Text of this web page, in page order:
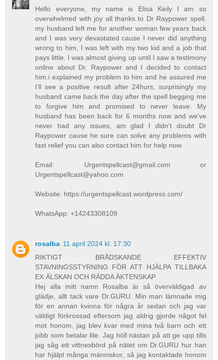
Hello everyone, my name is Elisa Keily I am so
overwhelmed with joy all thanks to Dr Raypower spell.
my husband left me for another woman few years back
and I was very devastated cause I never did anything
wrong to him, I was left with my two kid and a job that
pays little. I was almost giving up until I saw a testimony
online about Dr. Raypower and I decided to contact
him.i explained my problem to him and he assured me
I'll see a positive result after 24hurs, surprisingly my
husband came back the day after the spell begging me
to forgive him and promised to never leave. My
husband has been back for 6 months now and we've
never had any issues, am glad I didn't doubt Dr
Raypower cause he sure can solve any problems with
fast relief you can also contact him for help now
Email: Urgentspellcast@gmail.com or
Urgentspellcast@yahoo.com
Website: https://urgentspellcast.wordpress.com/
WhatsApp: +14243308109
rosalba 11 april 2024 kl. 17:30
RIKTIGT BRÅDSKANDE EFFEKTIV
STAVNINGSSTYRNING FÖR ATT HJÄLPA TILLBAKA
EX ÄLSKAN OCH RÄDDA ÄKTENSKAP
Hej alla mitt namn Rosalba är så överväldigad av
glädje, allt tack vare Dr.GURU. Min man lämnade mig
för en annan kvinna för några år sedan och jag var
väldigt förkrossad eftersom jag aldrig gjorde något fel
mot honom, jag blev kvar med mina två barn och ett
jobb som betalar lite. Jag höll nästan på att ge upp tills
jag såg ett vittnesbörd på nätet om Dr.GURU hur han
har hjälpt många människor, så jag kontaktade honom